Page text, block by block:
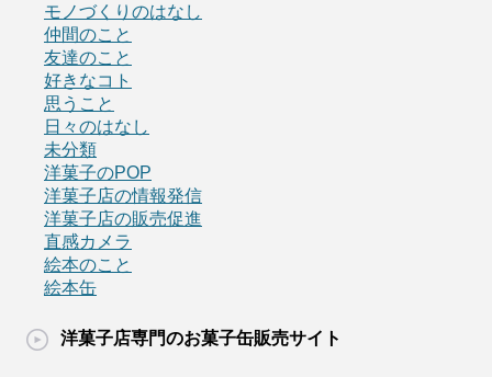
モノづくりのはなし
仲間のこと
友達のこと
好きなコト
思うこと
日々のはなし
未分類
洋菓子のPOP
洋菓子店の情報発信
洋菓子店の販売促進
直感カメラ
絵本のこと
絵本缶
洋菓子店専門のお菓子缶販売サイト